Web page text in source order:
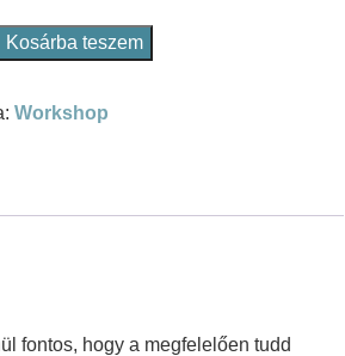
Kosárba teszem
Workshop
fontos, hogy a megfelelően tudd